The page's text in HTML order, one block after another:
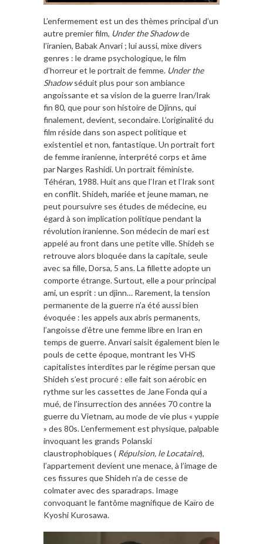
L’enfermement est un des thèmes principal d’un
autre premier film, Under the Shadowde
l’iranien, Babak Anvari ; lui aussi, mixe divers
genres : le drame psychologique, le film
d’horreur et le portrait de femme. Under the
Shadowséduit plus pour son ambiance
angoissante et sa vision de la guerre Iran/Irak
fin 80, que pour son histoire de Djinns, qui
finalement, devient, secondaire. L’originalité du
film réside dans son aspect politique et
existentiel et non, fantastique. Un portrait fort
de femme iranienne, interprété corps et âme
par Narges Rashidi. Un portrait féministe.
Téhéran, 1988. Huit ans que l’Iran et l’Irak sont
en conflit. Shideh, mariée et jeune maman, ne
peut poursuivre ses études de médecine, eu
égard à son implication politique pendant la
révolution iranienne. Son médecin de mari est
appelé au front dans une petite ville. Shideh se
retrouve alors bloquée dans la capitale, seule
avec sa fille, Dorsa, 5 ans. La fillette adopte un
comporte étrange. Surtout, elle a pour principal
ami, un esprit : un djinn… Rarement, la tension
permanente de la guerre n’a été aussi bien
évoquée : les appels aux abris permanents,
l’angoisse d’être une femme libre en Iran en
temps de guerre. Anvari saisit également bien le
pouls de cette époque, montrant les VHS
capitalistes interdites par le régime persan que
Shideh s’est procuré : elle fait son aérobic en
rythme sur les cassettes de Jane Fonda qui a
mué, de l’insurrection des années 70 contre la
guerre du Vietnam, au mode de vie plus « yuppie
» des 80s. L’enfermement est physique, palpable
invoquant les grands Polanski
claustrophobiques ( Répulsion, le Locataire),
l’appartement devient une menace, à l’image de
ces fissures que Shideh n’a de cesse de
colmater avec des sparadraps. Image
convoquant le fantôme magnifique de Kaïro de
Kyoshi Kurosawa.